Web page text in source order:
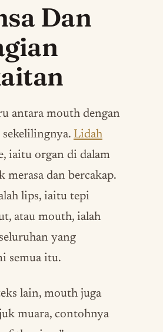
Dan
antara mouth dengan
sekelilingnya. Lidah
iaitu organ di dalam
merasa dan bercakap.
lips, iaitu tepi
atau mouth, ialah
yang
semua itu.
lain, mouth juga
muara, contohnya